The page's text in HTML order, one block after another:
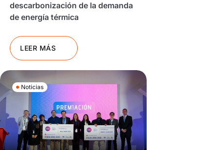
descarbonización de la demanda
de energía térmica
LEER MÁS
Noticias